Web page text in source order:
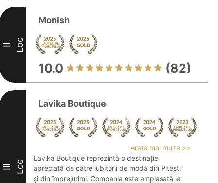
II Loc
Monish
10.0 (82)
III Loc
Lavika Boutique
Arată mai multe >>
Lavika Boutique reprezintă o destinație
apreciată de către iubitorii de modă din Pitești
și din împrejurimi. Compania este amplasată la